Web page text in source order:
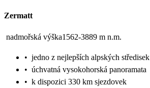
Zermatt
nadmořská výška1562-3889 m n.m.
• jedno z nejlepších alpských středisek
• úchvatná vysokohorská panoramata
• k dispozici 330 km sjezdovek